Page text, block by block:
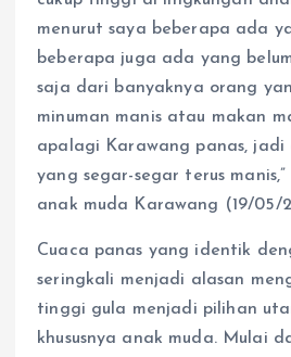
menurut saya beberapa ada
beberapa juga ada yang
saja dari banyaknya orang
minuman manis atau makan
apalagi Karawang panas, jadi
yang segar-segar terus
anak muda Karawang (19/05/
Cuaca panas yang identik
seringkali menjadi alasan
tinggi gula menjadi pilihan
khususnya anak muda. Mulai